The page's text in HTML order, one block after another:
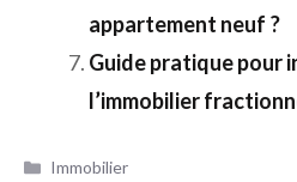
appartement neuf ?
Guide pratique pour
l’immobilier
Catégories
Immobilier